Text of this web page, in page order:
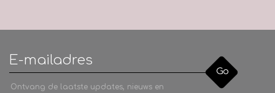
Go
Ontvang de laatste updates, nieuws en